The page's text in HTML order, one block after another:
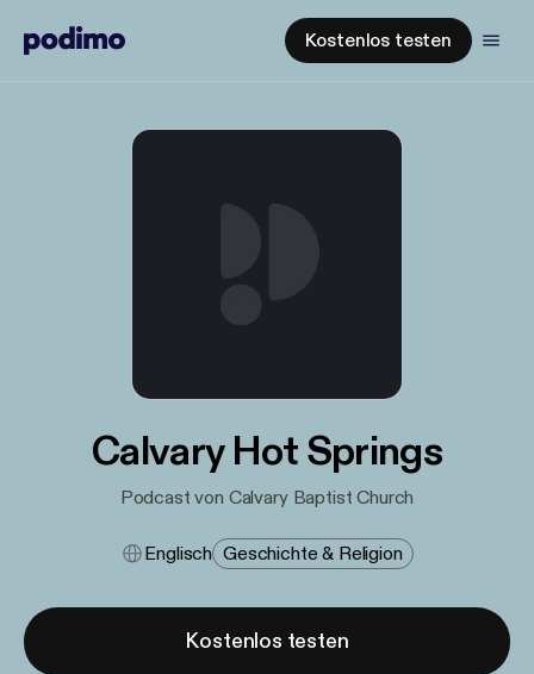
Kostenlos testen
Calvary Hot Springs
Podcast von Calvary Baptist Church
Englisch Geschichte & Religion
Kostenlos testen